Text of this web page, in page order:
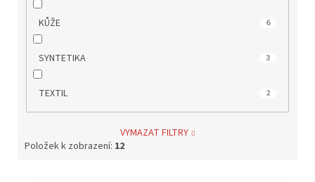
KŮŽE 6
SYNTETIKA 3
TEXTIL 2
VYMAZAT FILTRY
Položek k zobrazení: 12